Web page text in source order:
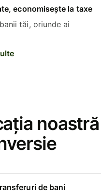
economisește la taxe
tăi, oriunde ai
noastră
de bani